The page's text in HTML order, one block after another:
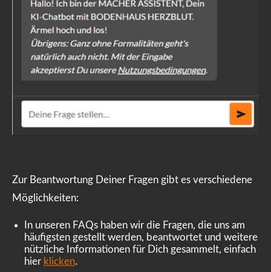
Zur Beantwortung Deiner Fragen gibt es verschiedene
Möglichkeiten:
In unseren FAQs haben wir die Fragen, die uns am
häufigsten gestellt werden, beantwortet und weitere
nützliche Informationen für Dich gesammelt, einfach
hier klicken.